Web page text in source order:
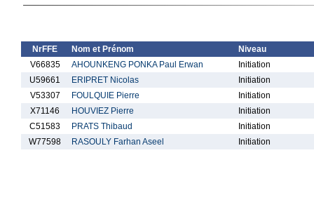
NrFFE Nom et Prénom
Niveau
V66835
AHOUNKENG PONKA Paul Erwan
Initiation
U59661
ERIPRET Nicolas
Initiation
V53307
FOULQUIE Pierre
Initiation
X71146
HOUVIEZ Pierre
Initiation
C51583
PRATS Thibaud
Initiation
W77598
RASOULY Farhan Aseel Initiation